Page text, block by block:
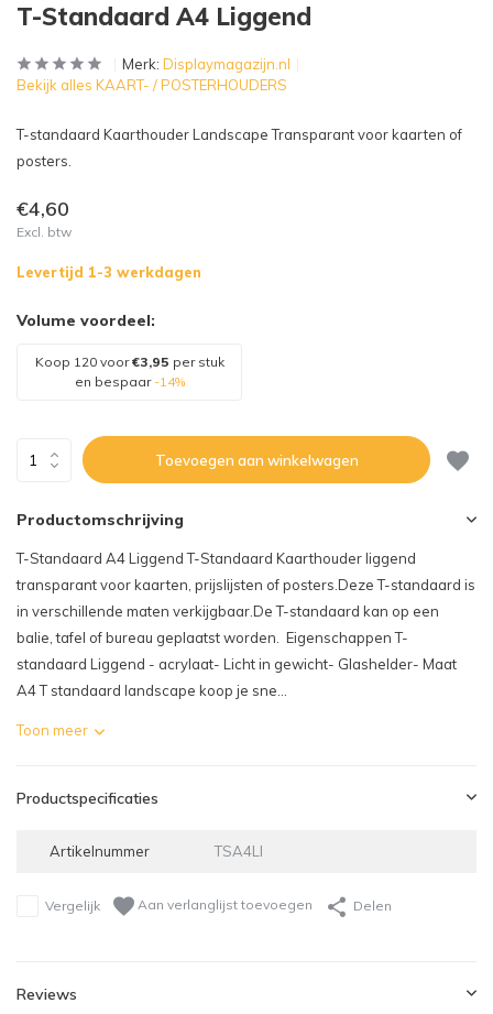
T-Standaard A4 Liggend
Merk: Displaymagazijn.nl
Bekijk alles KAART- / POSTERHOUDERS
T-standaard Kaarthouder Landscape Transparant voor kaarten of
posters.
€4,60
Excl. btw
Levertijd 1-3 werkdagen
Volume voordeel:
Koop 120 voor€3,95 per stuk
en bespaar -14%
Toevoegen aan winkelwagen
Productomschrijving
T-Standaard A4 Liggend T-Standaard Kaarthouder liggend
transparant voor kaarten, prijslijsten of posters.Deze T-standaard is
in verschillende maten verkijgbaar.De T-standaard kan op een
balie, tafel of bureau geplaatst worden. Eigenschappen T-
standaard Liggend - acrylaat- Licht in gewicht- Glashelder- Maat
A4 T standaard landscape koop je sne...
Toon meer
Productspecificaties
Artikelnummer TSA4LI
Vergelijk Aan verlanglijst toevoegen Delen
Reviews